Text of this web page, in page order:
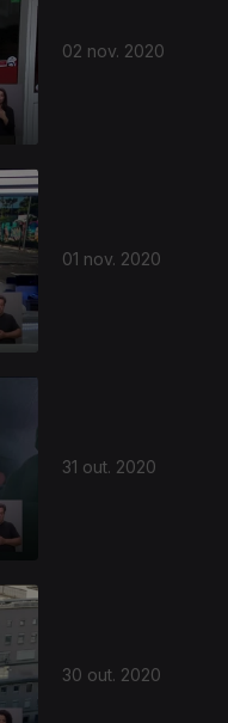
02 nov. 2020
01 nov. 2020
31 out. 2020
30 out. 2020